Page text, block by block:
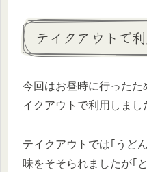
テイクアウトで
今回はお昼時に行った
イクアウトで利用しまし
テイクアウトでは｢うど
味をそそられましたが｢